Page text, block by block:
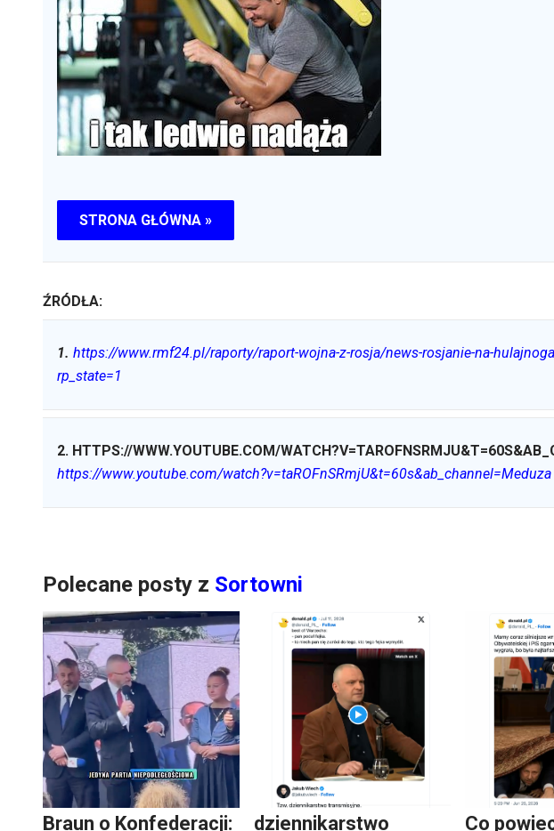
STRONA GŁÓWNA »
ŹRÓDŁA:
1. https://www.rmf24.pl/raporty/raport-wojna-z-rosja/news-rosjanie-na-
rp_state=1
2. HTTPS://WWW.YOUTUBE.COM/
https://www.youtube.com/watch?v=taROFnSRmjU&t=60s&ab_channel=Meduza
Polecane posty z Sortowni
Braun o Konfederacji: dziennikarstwo Co